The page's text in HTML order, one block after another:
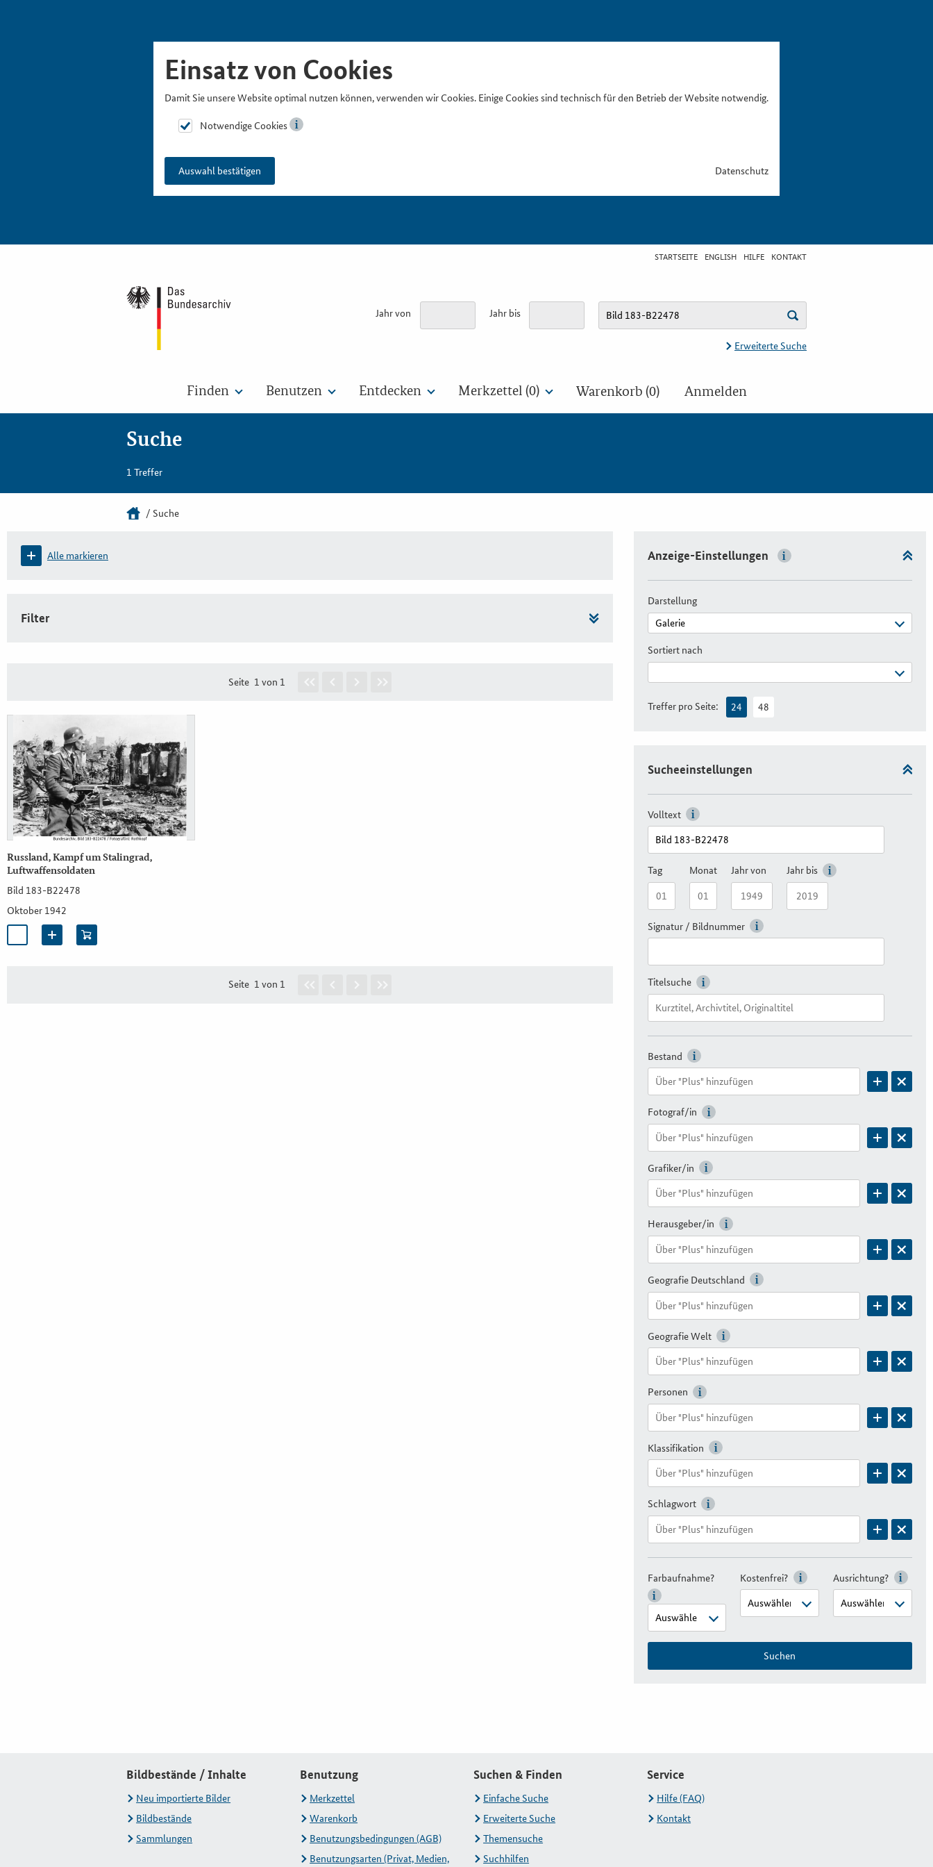
Einsatz von Cookies
Damit Sie unsere Website optimal nutzen können, verwenden wir Cookies. Einige Cookies sind technisch für den Betrieb der Website notwendig.
Notwendige Cookies
Auswahl bestätigen Datenschutz
STARTSEITE ENGLISH HILFE KONTAKT
Jahr von Jahr bis
Erweiterte Suche
Finden Benutzen Entdecken Merkzettel (0) Warenkorb (0) Anmelden
Suche
1 Treffer
Suche
Alle markieren
Filter
Seite 1 von 1
Russland, Kampf um Stalingrad,
Luftwaffensoldaten
Bild 183-B22478
Oktober 1942
Seite 1 von 1
Anzeige-Einstellungen
Darstellung
Sortiert nach
Treffer pro Seite: 24 48
Sucheeinstellungen
Volltext
Tag Monat Jahr von Jahr bis
Signatur / Bildnummer
Titelsuche
Bestand
Fotograf/in
Grafiker/in
Herausgeber/in
Geografie Deutschland
Geografie Welt
Personen
Klassifikation
Schlagwort
Farbaufnahme? Kostenfrei? Ausrichtung?
Suchen
Bildbestände / Inhalte
Neu importierte Bilder
Bildbestände
Sammlungen
Benutzung
Merkzettel
Warenkorb
Benutzungsbedingungen (AGB)
Benutzungsarten (Privat, Medien,
Suchen & Finden
Einfache Suche
Erweiterte Suche
Themensuche
Suchhilfen
Service
Hilfe (FAQ)
Kontakt